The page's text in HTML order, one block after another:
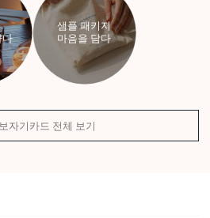
다
샘플 패키지
마음을 담다
자기카드 전체 보기